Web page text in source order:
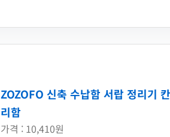
ZOZOFO 신축 수납함 서랍 정리기
리함
가격 : 10,410원